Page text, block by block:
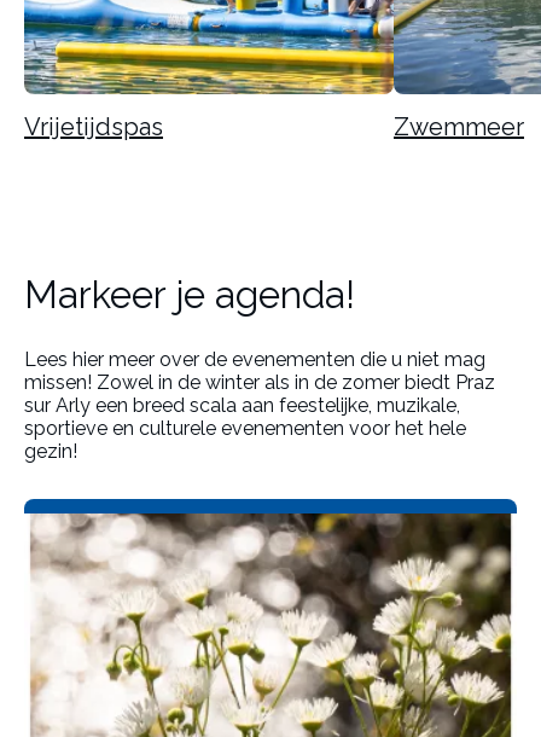
Vrijetijdspas Zwemmeer
Markeer je agenda!
Lees hier meer over de evenementen die u niet mag
missen! Zowel in de winter als in de zomer biedt Praz
sur Arly een breed scala aan feestelijke, muzikale,
sportieve en culturele evenementen voor het hele
gezin!